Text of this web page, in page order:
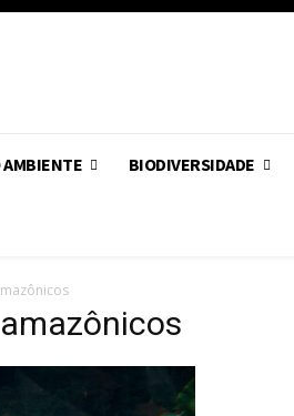
AMBIENTE BIODIVERSIDADE